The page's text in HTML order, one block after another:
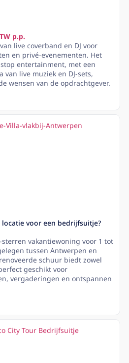
p.p.
live coverband en DJ voor
en privé-evenementen. Het
entertainment, met een
live muziek en DJ-sets,
wensen van de opdrachtgever.
voor een bedrijfsuitje?
vakantiewoning voor 1 tot
tussen Antwerpen en
schuur biedt zowel
geschikt voor
vergaderingen en ontspannen